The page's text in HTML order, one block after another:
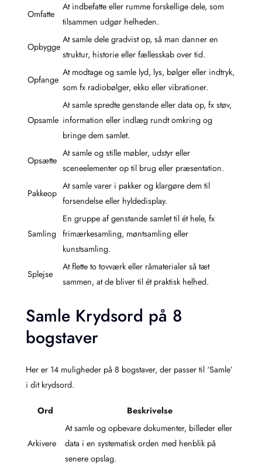
Omfatte
At indbefatte eller rumme forskellige dele, som
tilsammen udgør helheden.
Opbygge
At samle dele gradvist op, så man danner en
struktur, historie eller fællesskab over tid.
Opfange
At modtage og samle lyd, lys, bølger eller indtryk,
som fx radiobølger, ekko eller vibrationer.
Opsamle
At samle spredte genstande eller data op, fx støv,
information eller indlæg rundt omkring og
bringe dem samlet.
Opsætte
At samle og stille møbler, udstyr eller
sceneelementer op til brug eller præsentation.
Pakkeop
At samle varer i pakker og klargøre dem til
forsendelse eller hyldedisplay.
Samling
En gruppe af genstande samlet til ét hele, fx
frimærkesamling, møntsamling eller
kunstsamling.
Splejse
At flette to tovværk eller råmaterialer så tæt
sammen, at de bliver til ét praktisk helhed.
Samle Krydsord på 8
bogstaver
Her er 14 muligheder på 8 bogstaver, der passer til ‘Samle’
i dit krydsord.
Ord Beskrivelse
Arkivere
At samle og opbevare dokumenter, billeder eller
data i en systematisk orden med henblik på
senere opslag.